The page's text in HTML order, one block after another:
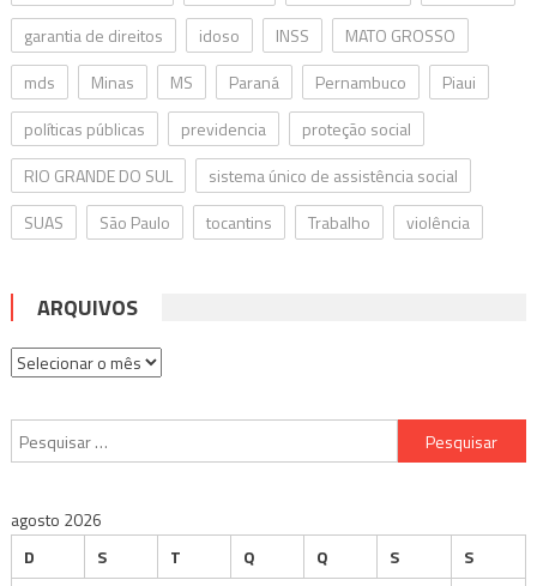
garantia de direitos
idoso INSS
MATO GROSSO
mds
Minas MS Paraná Pernambuco
Piaui
políticas públicas
previdencia
proteção social
RIO GRANDE DO SUL
sistema único de assistência social
SUAS
São Paulo tocantins Trabalho violência
ARQUIVOS
Arquivos
Pesquisar
por:
agosto 2026
D
S T Q Q S
S